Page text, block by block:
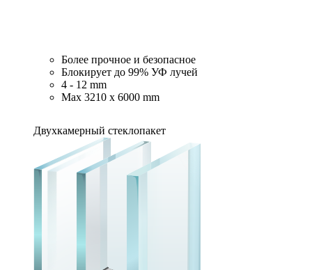
Более прочное и безопасное
Блокирует до 99% УФ лучей
4 - 12 mm
Max 3210 x 6000 mm
Двухкамерный стеклопакет